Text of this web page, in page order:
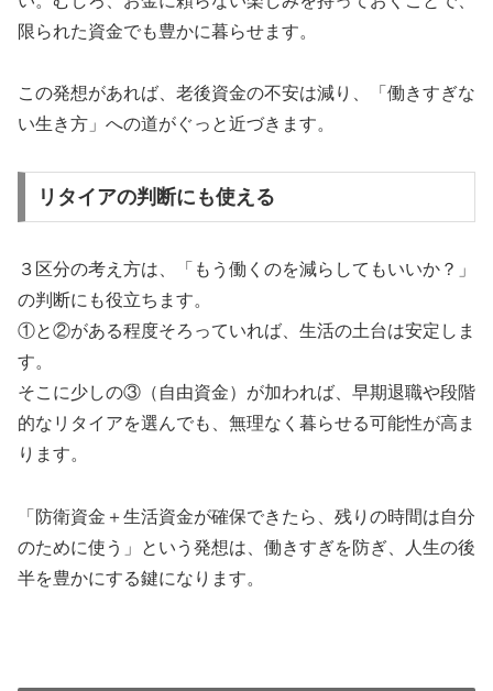
限られた資金でも豊かに暮らせます。
この発想があれば、老後資金の不安は減り、「働きすぎな
い生き方」への道がぐっと近づきます。
リタイアの判断にも使える
３区分の考え方は、「もう働くのを減らしてもいいか？」
の判断にも役立ちます。
①と②がある程度そろっていれば、生活の土台は安定しま
す。
そこに少しの③（自由資金）が加われば、早期退職や段階
的なリタイアを選んでも、無理なく暮らせる可能性が高ま
ります。
「防衛資金＋生活資金が確保できたら、残りの時間は自分
のために使う」という発想は、働きすぎを防ぎ、人生の後
半を豊かにする鍵になります。